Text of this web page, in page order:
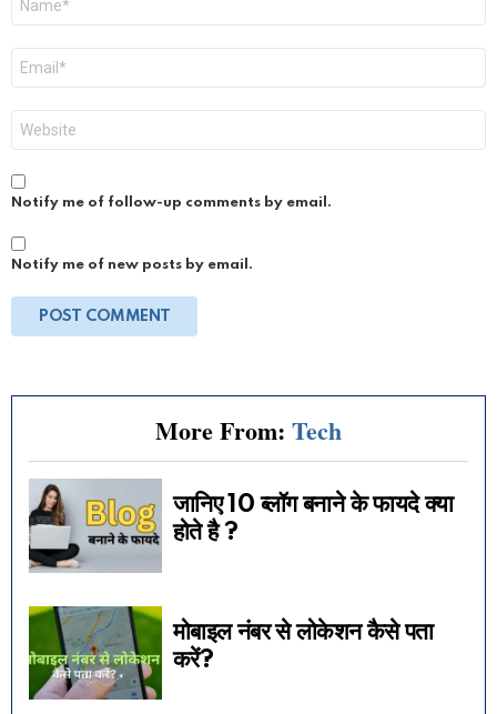
Notify me of follow-up comments by email.
Notify me of new posts by email.
More From: Tech
जानिए 10 ब्लॉग बनाने के फायदे क्या
होते है ?
मोबाइल नंबर से लोकेशन कैसे पता
करें?